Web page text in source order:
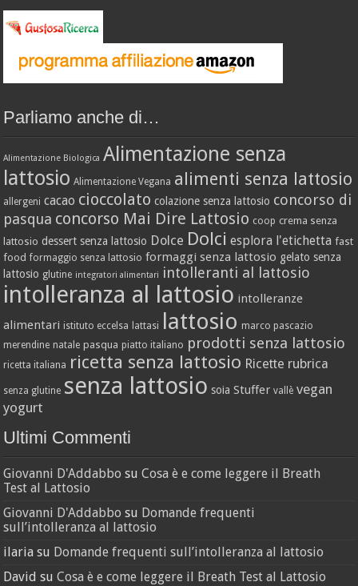
Parliamo anche di…
Alimentazione Biologica Alimentazione senza
lattosio Alimentazione Vegana alimenti senza lattosio
allergeni cacao cioccolato colazione senza lattosio concorso di
pasqua concorso Mai Dire Lattosio coop crema senza
lattosio dessert senza lattosio Dolce Dolci esplora l'etichetta fast
food formaggio senza lattosio formaggi senza lattosio gelato senza
lattosio glutine integratori alimentari intolleranti al lattosio
intolleranza al lattosio intolleranze
alimentari istituto eccelsa lattasi lattosio marco pascazio
merendine natale pasqua piatto italiano prodotti senza lattosio
ricetta italiana ricetta senza lattosio Ricette rubrica
senza glutine senza lattosio soia Stuffer vallè vegan
yogurt
Ultimi Commenti
Giovanni D'Addabbo suCosa è e come leggere il Breath
Test al Lattosio
Giovanni D'Addabbo su Domande frequenti
sull’intolleranza al lattosio
ilaria su Domande frequenti sull’intolleranza al lattosio
David suCosa è e come leggere il Breath Test al Lattosio